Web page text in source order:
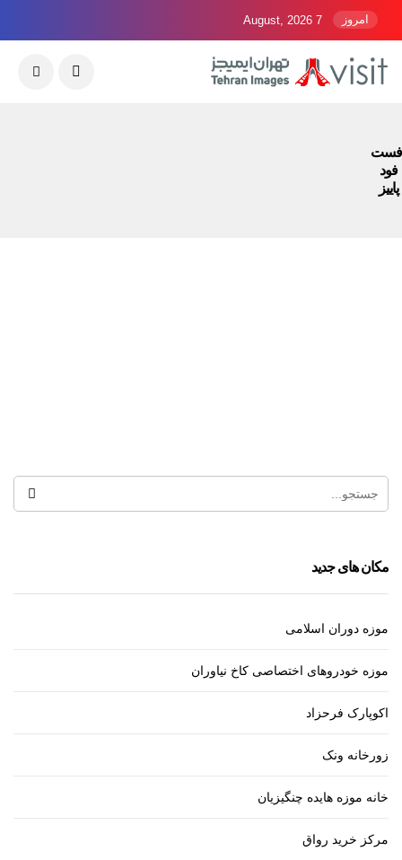
امروز 7 August, 2026
فست
فود
پاییز
مکان های جدید
موزه دوران اسلامی
موزه خودروهای اختصاصی کاخ نیاوران
اکوپارک فرحزاد
زورخانه ونک
خانه موزه هایده چنگیزیان
مرکز خرید رواق